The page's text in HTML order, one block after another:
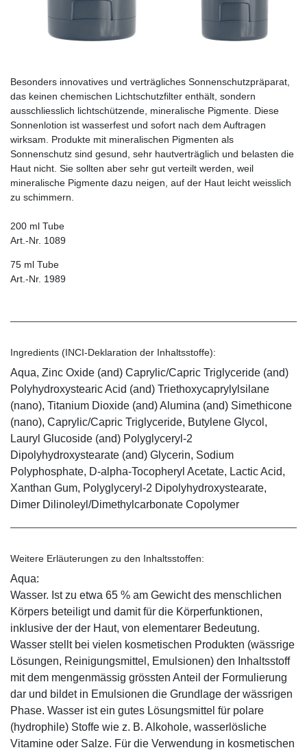
Besonders innovatives und verträgliches Sonnenschutzpräparat,
das keinen chemischen Lichtschutzfilter enthält, sondern
ausschliesslich lichtschützende, minera­lische Pigmente. Diese
Sonnenlotion ist wasserfest und sofort nach dem Auftragen
wirksam. Produkte mit mineralischen Pigmenten als
Sonnenschutz sind gesund, sehr hautverträglich und belasten die
Haut nicht. Sie sollten aber sehr gut verteilt werden, weil
mineralische Pigmente dazu neigen, auf der Haut leicht weisslich
zu schimmern.
200 ml Tube
Art.-Nr. 1089
75 ml Tube
Art.-Nr. 1989
Ingredients (INCI-Deklaration der Inhaltsstoffe):
Aqua, Zinc Oxide (and) Caprylic/Capric Triglyceride (and)
Polyhydroxystearic Acid (and) Triethoxycaprylylsilane
(nano), Titanium Dioxide (and) Alumina (and) Simethicone
(nano), Caprylic/Capric Triglyceride, Butylene Glycol,
Lauryl Glucoside (and) Polyglyceryl-2
Dipolyhydroxystearate (and) Glycerin, Sodium
Polyphosphate, D-alpha-Tocopheryl Acetate, Lactic Acid,
Xanthan Gum, Polyglyceryl-2 Dipolyhydroxystearate,
Dimer Dilinoleyl/Dimethylcarbonate Copolymer
Weitere Erläuterungen zu den Inhaltsstoffen:
Aqua:
Wasser. Ist zu etwa 65 % am Gewicht des menschlichen
Körpers beteiligt und damit für die Körperfunktionen,
inklusive der der Haut, von elementarer Bedeutung.
Wasser stellt bei vielen kosmetischen Produkten (wässrige
Lösungen, Reinigungsmittel, Emulsionen) den Inhaltsstoff
mit dem mengenmässig grössten Anteil der Formulierung
dar und bildet in Emulsionen die Grundlage der wässrigen
Phase. Wasser ist ein gutes Lösungsmittel für polare
(hydrophile) Stoffe wie z. B. Alkohole, wasserlösliche
Vitamine oder Salze. Für die Verwendung in kosmetischen